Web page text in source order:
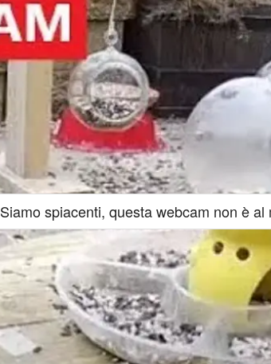
Siamo spiacenti, questa webcam non è